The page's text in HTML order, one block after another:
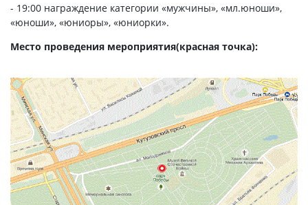
- 19:00 награждение категории «мужчины», «мл.юноши»,
«юноши», «юниоры», «юниорки».
Место проведения мероприятия(красная точка):